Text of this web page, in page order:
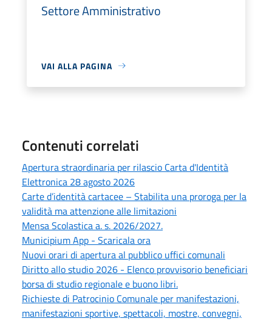
Settore Amministrativo
VAI ALLA PAGINA
Contenuti correlati
Apertura straordinaria per rilascio Carta d'Identità
Elettronica 28 agosto 2026
Carte d’identità cartacee – Stabilita una proroga per la
validità ma attenzione alle limitazioni
Mensa Scolastica a. s. 2026/2027.
Municipium App - Scaricala ora
Nuovi orari di apertura al pubblico uffici comunali
Diritto allo studio 2026 - Elenco provvisorio beneficiari
borsa di studio regionale e buono libri.
Richieste di Patrocinio Comunale per manifestazioni,
manifestazioni sportive, spettacoli, mostre, convegni,